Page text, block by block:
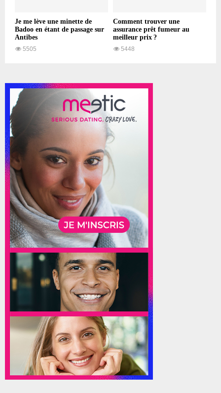
Je me lève une minette de
Badoo en étant de passage sur
Antibes
5505
Comment trouver une
assurance prêt fumeur au
meilleur prix ?
5448